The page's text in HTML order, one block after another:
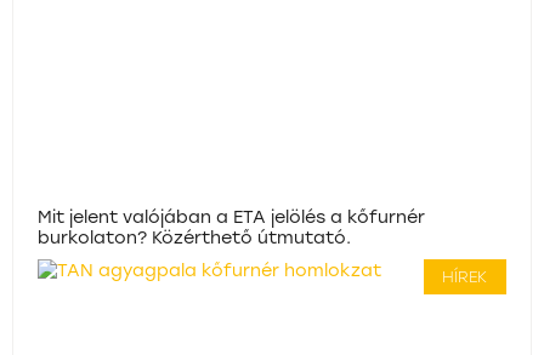
Mit jelent valójában a ETA jelölés a kőfurnér
burkolaton? Közérthető útmutató.
HÍREK